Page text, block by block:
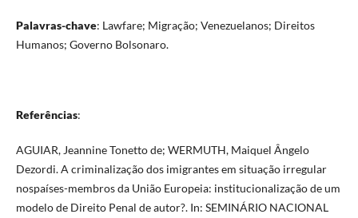
Palavras-chave: Lawfare; Migração; Venezuelanos; Direitos
Humanos; Governo Bolsonaro.
Referências:
AGUIAR, Jeannine Tonetto de; WERMUTH, Maiquel Ângelo
Dezordi. A criminalização dos imigrantes em situação irregular
nospaíses-membros da União Europeia: institucionalização de um
modelo de Direito Penal de autor?. In: SEMINÁRIO NACIONAL